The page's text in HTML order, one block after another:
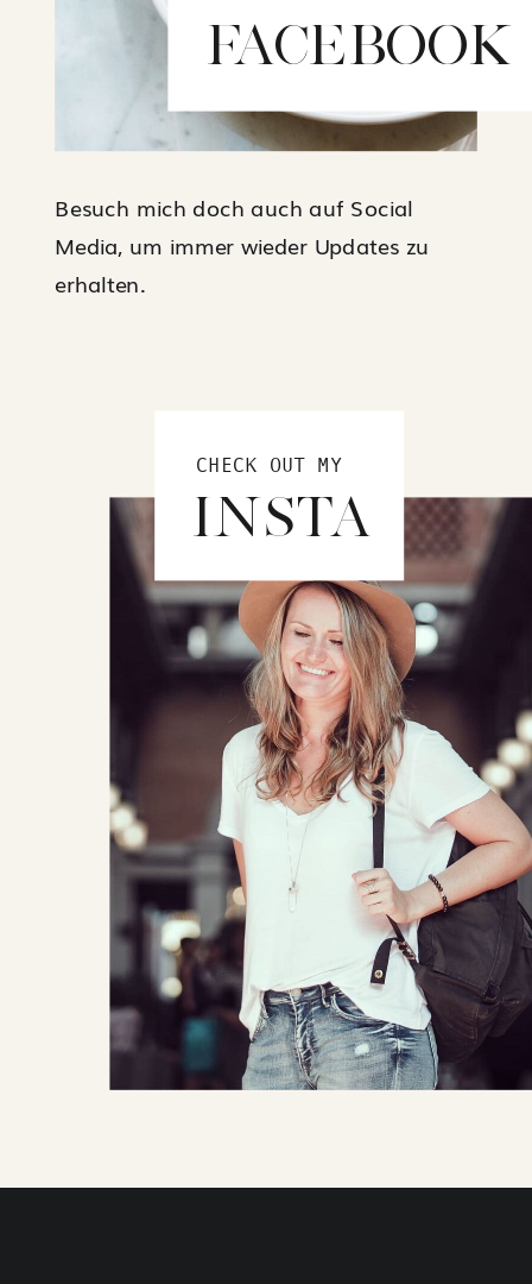
FACEBOOK
Besuch mich doch auch auf Social
Media, um immer wieder Updates zu
erhalten.
CHECK OUT MY
INSTA